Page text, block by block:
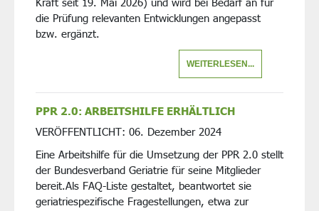
Kraft seit 19. Mai 2026) und wird bei Bedarf an für
die Prüfung relevanten Entwicklungen angepasst
bzw. ergänzt.
WEITERLESEN...
PPR 2.0: ARBEITSHILFE ERHÄLTLICH
VERÖFFENTLICHT: 06. Dezember 2024
Eine Arbeitshilfe für die Umsetzung der PPR 2.0 stellt
der Bundesverband Geriatrie für seine Mitglieder
bereit.Als FAQ-Liste gestaltet, beantwortet sie
geriatriespezifische Fragestellungen, etwa zur